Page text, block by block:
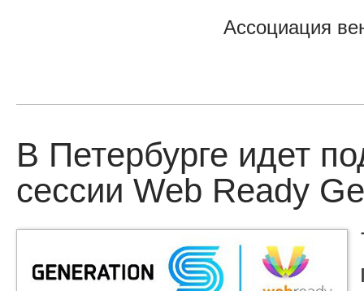
Ассоциация
В Петербурге идет
сессии Web Ready